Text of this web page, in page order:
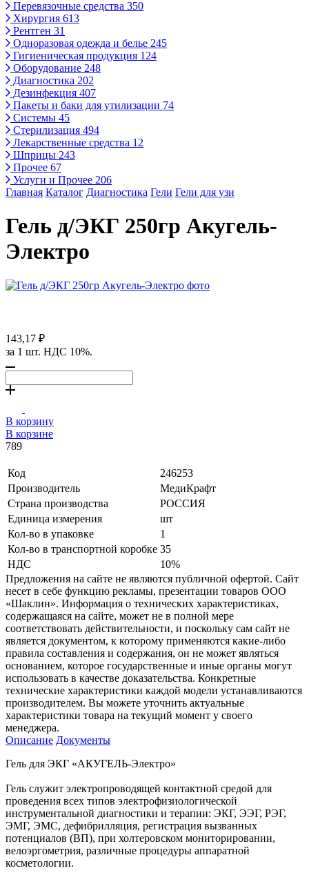
Перевязочные средства 350
Хирургия 613
Рентген 31
Одноразовая одежда и белье 245
Гигиеническая продукция 124
Оборудование 248
Диагностика 202
Дезинфекция 407
Пакеты и баки для утилизации 74
Системы 45
Стерилизация 494
Лекарственные средства 12
Шприцы 243
Прочее 67
Услуги и Прочее 206
Главная Каталог Диагностика Гели Гели для узи
Гель д/ЭКГ 250гр Акугель-
Электро
143,17 ₽
за 1 шт. НДС 10%.
В корзину
В корзине
789
Код
246253
Производитель
МедиКрафт
Страна производства
РОССИЯ
Единица измерения
шт
Кол-во в упаковке
1
Кол-во в транспортной коробке 35
НДС
10%
Предложения на сайте не являются публичной офертой. Сайт
несет в себе функцию рекламы, презентации товаров ООО
«Шаклин». Информация о технических характеристиках,
содержащаяся на сайте, может не в полной мере
соответствовать действительности, и поскольку сам сайт не
является документом, к которому применяются какие-либо
правила составления и содержания, он не может являться
основанием, которое государственные и иные органы могут
использовать в качестве доказательства. Конкретные
технические характеристики каждой модели устанавливаются
производителем. Вы можете уточнить актуальные
характеристики товара на текущий момент у своего
менеджера.
Описание Документы
Гель для ЭКГ «АКУГЕЛЬ-Электро»
Гель служит электропроводящей контактной средой для
проведения всех типов электрофизиологической
инструментальной диагностики и терапии: ЭКГ, ЭЭГ, РЭГ,
ЭМГ, ЭМС, дефибрилляция, регистрация вызванных
потенциалов (ВП), при холтеровском мониторировании,
велоэргометрия, различные процедуры аппаратной
косметологии.